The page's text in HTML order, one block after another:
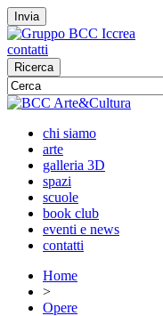
Invia
contatti
Ricerca
chi siamo
arte
galleria 3D
spazi
scuole
book club
eventi e news
contatti
Home
>
Opere